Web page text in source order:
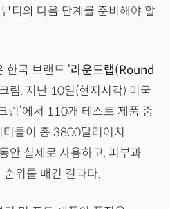
티의 다음 단계를 준비해야 할
한국 브랜드 ‘라운드랩(Round
림. 지난 10일(현지시각) 미국
림’에서 110개 테스트 제품 중
들이 총 3800달러어치
안 실제로 사용하고, 피부과
위를 매긴 결과다.